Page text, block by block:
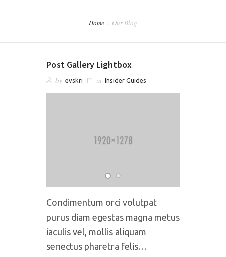
Home Our Blog
Post Gallery Lightbox
by evskri in Insider Guides
Condimentum orci volutpat
purus diam egestas magna metus
iaculis vel, mollis aliquam
senectus pharetra felis…